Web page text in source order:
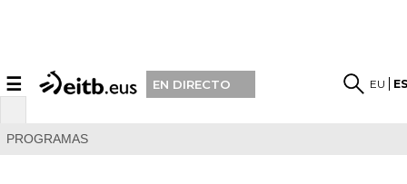
☰ EN DIRECTO EU
PROGRAMAS